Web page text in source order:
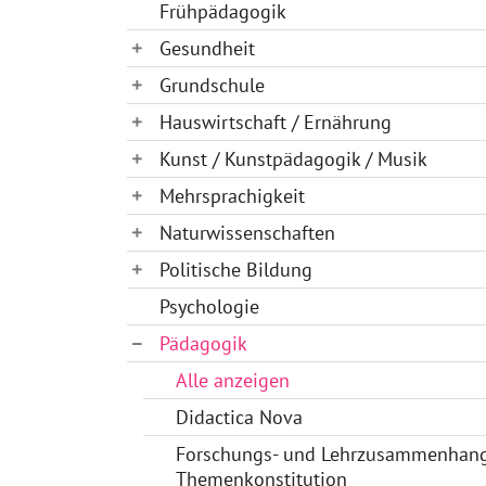
Frühpädagogik
Gesundheit
Grundschule
Hauswirtschaft / Ernährung
Kunst / Kunstpädagogik / Musik
Mehrsprachigkeit
Naturwissenschaften
Politische Bildung
Psychologie
Pädagogik
Alle anzeigen
Didactica Nova
Forschungs- und
Themenkonstitution